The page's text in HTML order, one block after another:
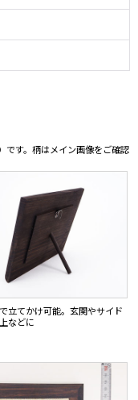
です。柄はメイン画像をご確認
立てかけ可能。玄関やサイド
などに